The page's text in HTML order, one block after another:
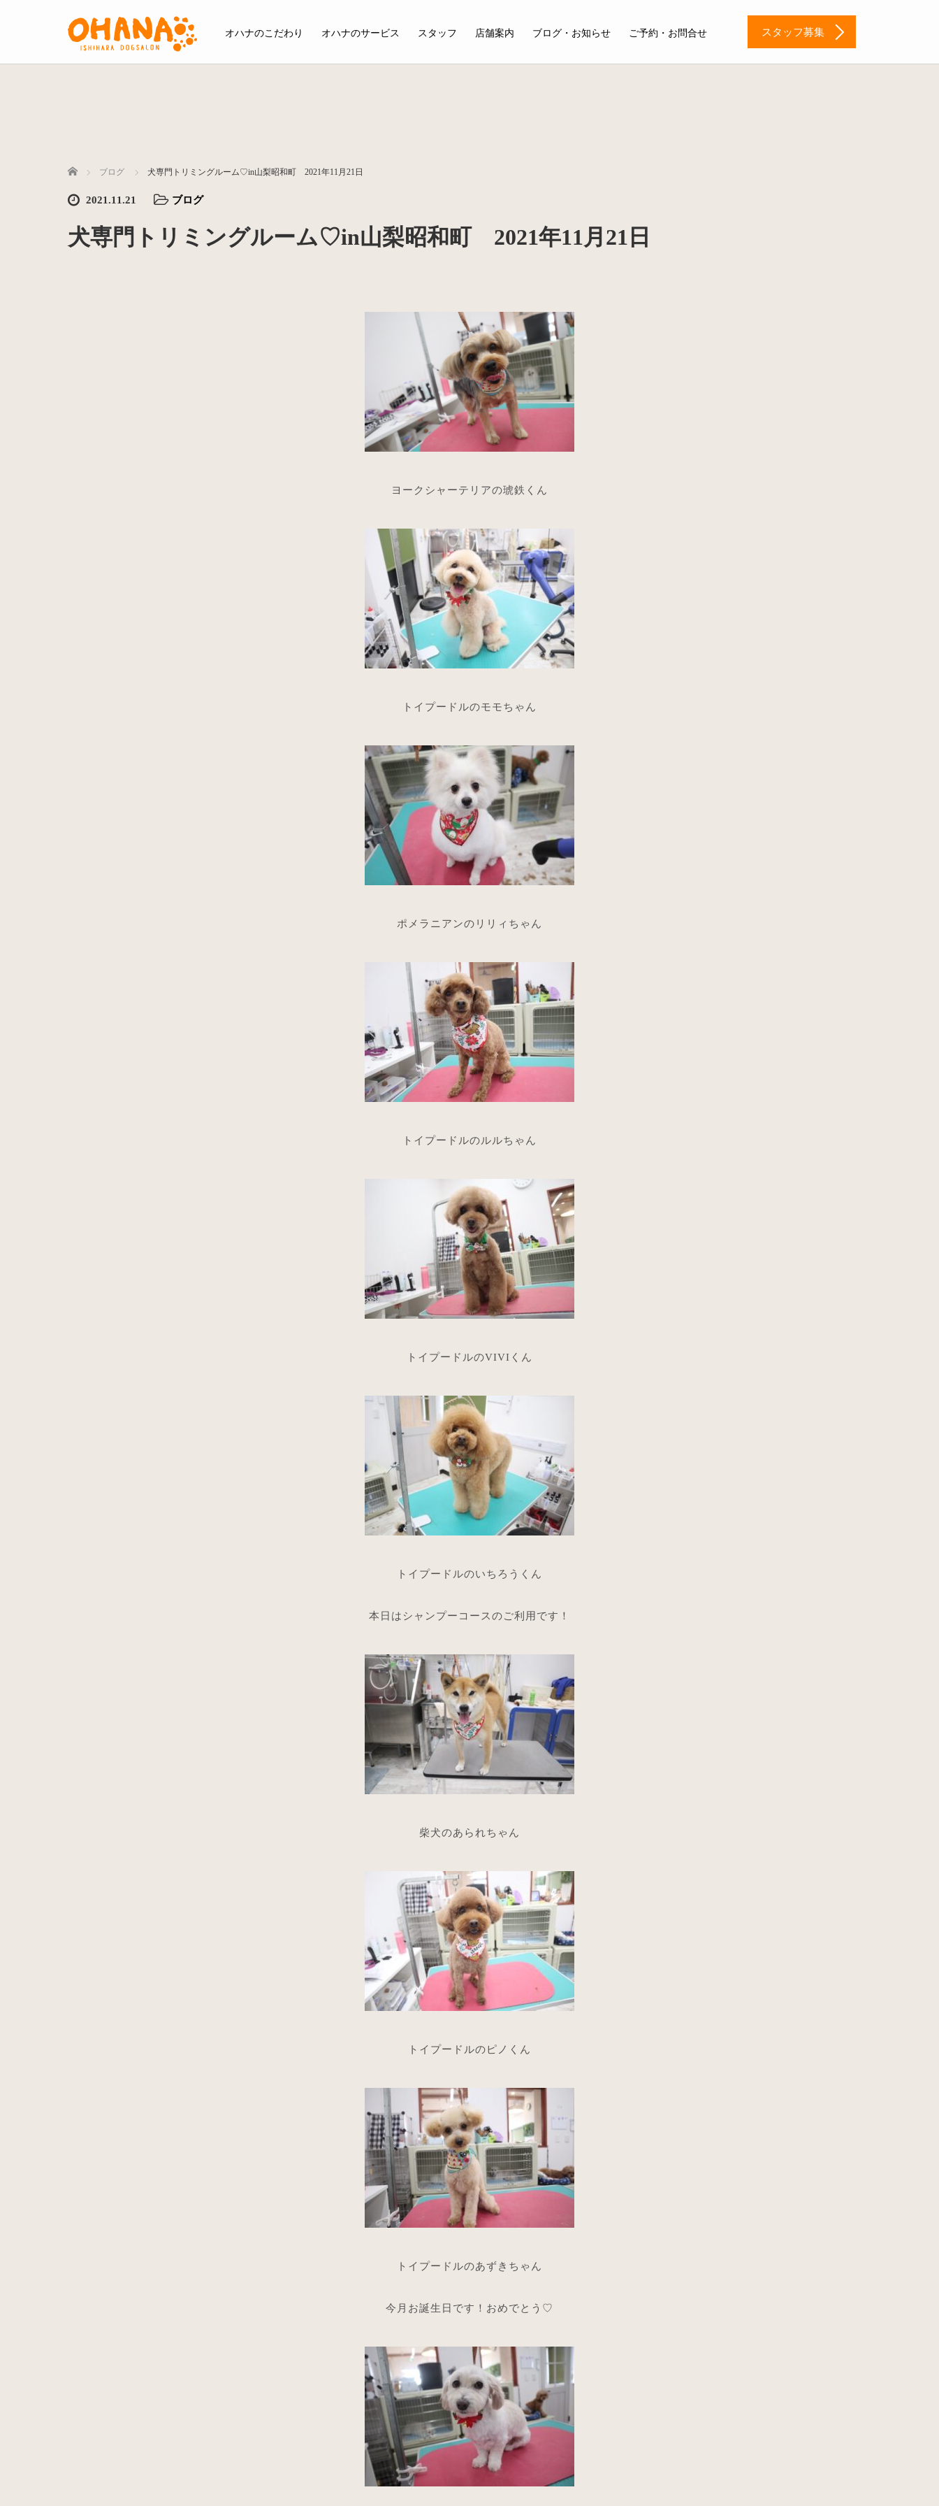
オハナのこだわり オハナのサービス スタッフ 店舗案内 ブログ・お知らせ ご予約・お問合せ スタッフ募集
ホーム ブログ 犬専門トリミングルーム♡in山梨昭和町 2021年11月21日
2021.11.21 ブログ
犬専門トリミングルーム♡in山梨昭和町 2021年11月21日
ヨークシャーテリアの琥鉄くん
トイプードルのモモちゃん
ポメラニアンのリリィちゃん
トイプードルのルルちゃん
トイプードルのVIVIくん
トイプードルのいちろうくん
本日はシャンプーコースのご利用です！
柴犬のあられちゃん
トイプードルのピノくん
トイプードルのあずきちゃん
今月お誕生日です！おめでとう♡